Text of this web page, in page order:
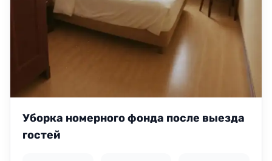
Уборка номерного фонда после выезда
гостей